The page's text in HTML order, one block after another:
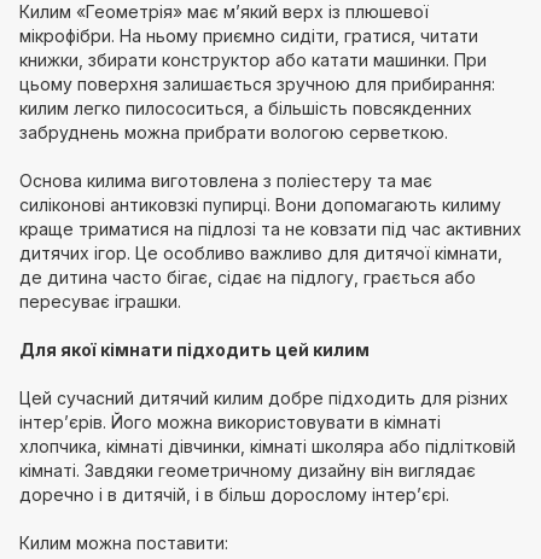
Килим «Геометрія» має м’який верх із плюшевої
мікрофібри. На ньому приємно сидіти, гратися, читати
книжки, збирати конструктор або катати машинки. При
цьому поверхня залишається зручною для прибирання:
килим легко пилососиться, а більшість повсякденних
забруднень можна прибрати вологою серветкою.
Основа килима виготовлена з поліестеру та має
силіконові антиковзкі пупирці. Вони допомагають килиму
краще триматися на підлозі та не ковзати під час активних
дитячих ігор. Це особливо важливо для дитячої кімнати,
де дитина часто бігає, сідає на підлогу, грається або
пересуває іграшки.
Для якої кімнати підходить цей килим
Цей сучасний дитячий килим добре підходить для різних
інтер’єрів. Його можна використовувати в кімнаті
хлопчика, кімнаті дівчинки, кімнаті школяра або підлітковій
кімнаті. Завдяки геометричному дизайну він виглядає
доречно і в дитячій, і в більш дорослому інтер’єрі.
Килим можна поставити: